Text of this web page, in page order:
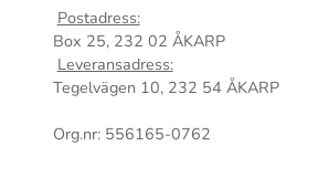
Postadress:
Box 25, 232 02 ÅKARP
Leveransadress:
Tegelvägen 10, 232 54 ÅKARP
Org.nr: 556165-0762